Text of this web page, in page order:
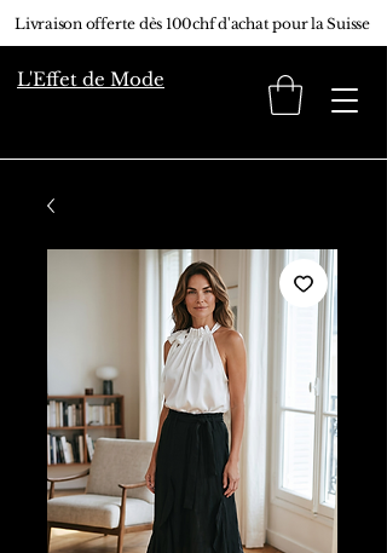
Livraison offerte dès 100chf d'achat pour la Suisse
L'Effet de Mode